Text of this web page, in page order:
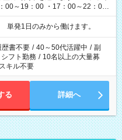
00～19：00 ・17：00～22：00
翌6：00 など
単発1日のみから働けます。
歴書不要 / 40～50代活躍中 / 副
シフト勤務 / 10名以上の大量募
キル不要
る 詳細へ